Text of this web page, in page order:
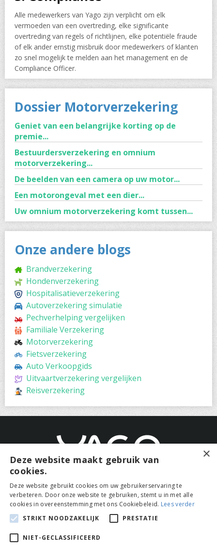
Alle medewerkers van Yago zijn verplicht om elk
vermoeden van een overtreding, elke significante
overtreding van regels of richtlijnen, elke potentiële fraude
of elk ander ernstig misbruik door medewerkers of klanten
zo snel mogelijk te melden aan het management en de
Compliance Officer.
Dossier Motorverzekering
Geniet van een belangrijke korting op de
premie...
Bestuurdersverzekering en omnium
motorverzekering...
De beelden van een camera op uw motor...
Een motorongeval met een dier...
Uw omnium motorverzekering komt tussen...
Onze andere blogs
Brandverzekering
Hondenverzekering
Hospitalisatieverzekering
Autoverzekering simulatie
Pechverhelping vergelijken
Familiale Verzekering
Motorverzekering
Fietsverzekering
Auto Verkoopgids
Uitvaartverzekering vergelijken
Reisverzekering
Over ons|Contact |Cookies|Privacybeleid
Algemene voorwaarden | Wettelijke bepalingen
Duurzaamheidsbeleid
© 2026 Mijn-motorverzekering.be
Alle rechten voorbehouden.
×
Deze website maakt gebruik van
cookies.
Deze website gebruikt cookies om uw gebruikerservaring te
verbeteren. Door onze website te gebruiken, stemt u in met alle
cookies in overeenstemming met ons Cookiebeleid. Lees verder
STRIKT NOODZAKELIJK
PRESTATIE
NIET-GECLASSIFICEERD